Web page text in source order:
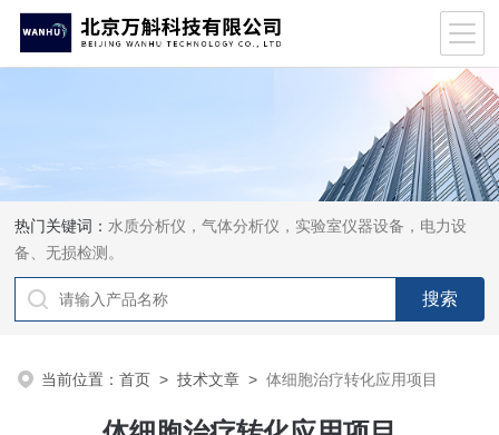
热门关键词： 水质分析仪，气体分析仪，实验室仪器设备，电力设
备、无损检测。
当前位置：首页 >技术文章 >体细胞治疗转化应用项目